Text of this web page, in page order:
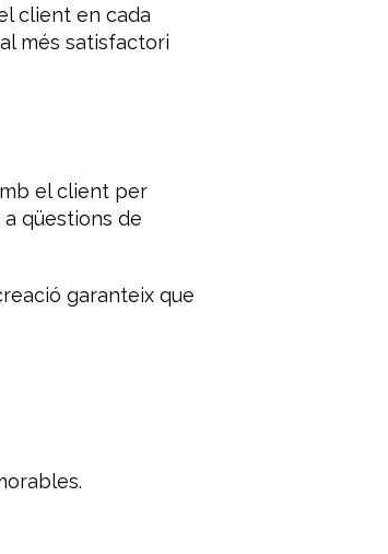
client en cada
més satisfactori
el client per
a qüestions de
garanteix que